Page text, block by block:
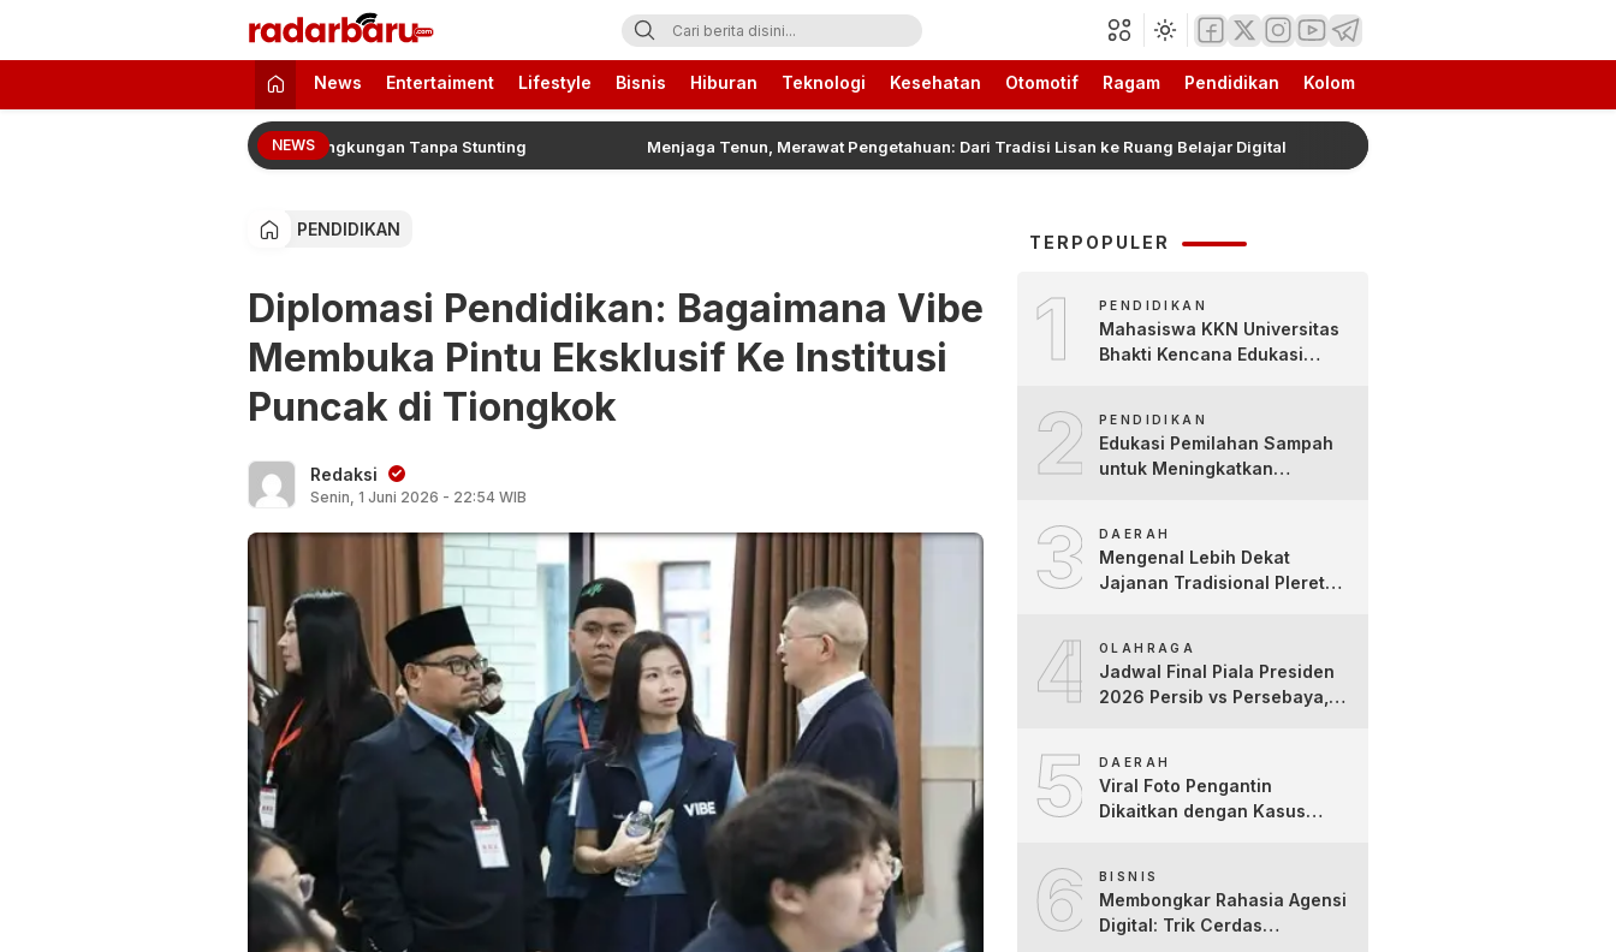
radarbaru.com
Informasi Berita Terbaru dan Terkini Hari Ini
News Entertaiment Lifestyle Bisnis Hiburan Teknologi Kesehatan Otomotif Ragam Pendidikan Kolom
NEWS
Sukseskan Program Pelindo Lingkungan Tanpa Stunting Menjaga Tenun, Merawat Pengetahuan: Dari Tradisi Lisan ke Ruang Belajar Digital Hadiah Piala Presiden 2026
PENDIDIKAN
Diplomasi Pendidikan: Bagaimana Vibe
Membuka Pintu Eksklusif Ke Institusi
Puncak di Tiongkok
Redaksi
Senin, 1 Juni 2026 - 22:54 WIB
TERPOPULER
1 PENDIDIKAN
Mahasiswa KKN Universitas
Bhakti Kencana Edukasi
2 PENDIDIKAN
Edukasi Pemilahan Sampah
untuk Meningkatkan
Kartini
3 DAERAH
Mengenal Lebih Dekat
Jajanan Tradisional Pleret
4 OLAHRAGA
Jadwal Final Piala Presiden
2026 Persib vs Persebaya,
5 DAERAH
Viral Foto Pengantin
Dikaitkan dengan Kasus
6 BISNIS
Membongkar Rahasia Agensi
Digital: Trik Cerdas